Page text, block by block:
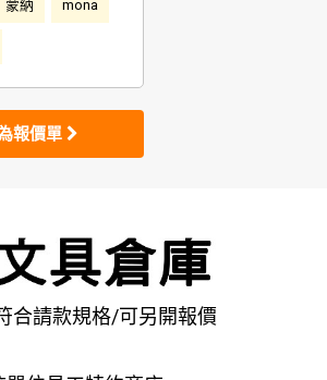
蒙納 mona
報價單
合請款規格/可另開報價